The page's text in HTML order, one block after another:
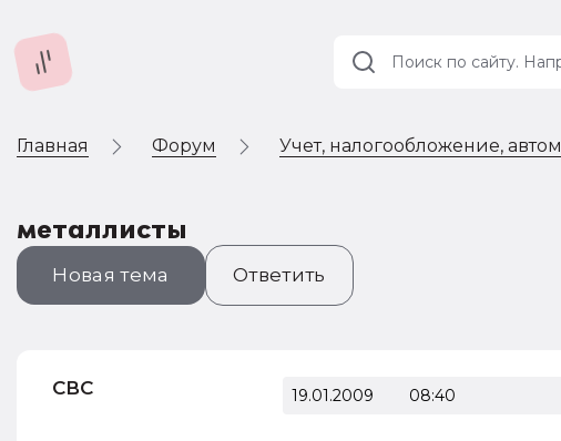
Главная Форум Учет, налогообложение,
металлисты
Новая тема Ответить
СВС 19.01.2009 08:40
Учет и
Автоматизация